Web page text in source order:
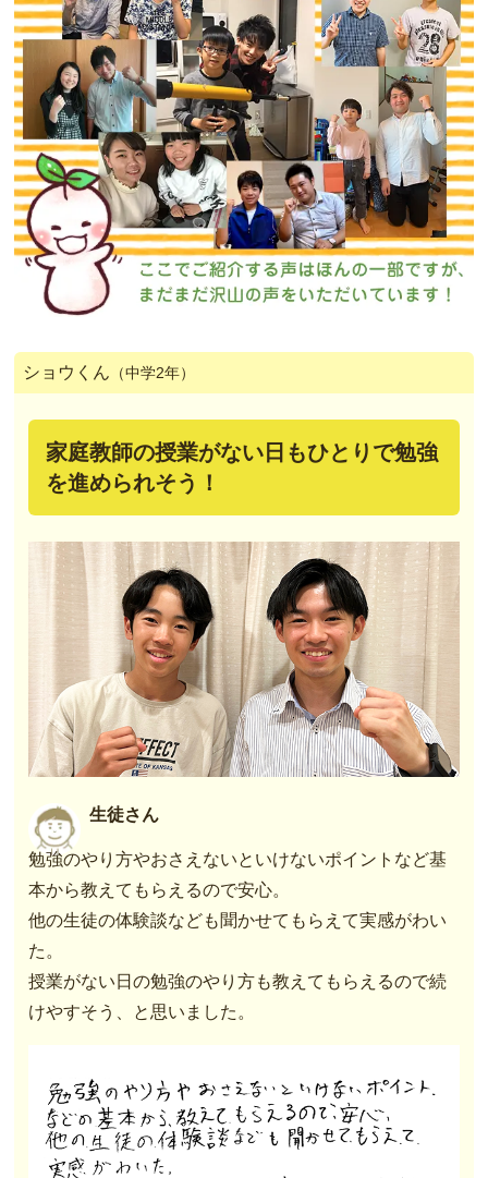
ショウくん （中学2年）
家庭教師の授業がない日もひとりで勉強
を進められそう！
生徒さん
勉強のやり方やおさえないといけないポイントなど基
本から教えてもらえるので安心。
他の生徒の体験談なども聞かせてもらえて実感がわい
た。
授業がない日の勉強のやり方も教えてもらえるので続
けやすそう、と思いました。